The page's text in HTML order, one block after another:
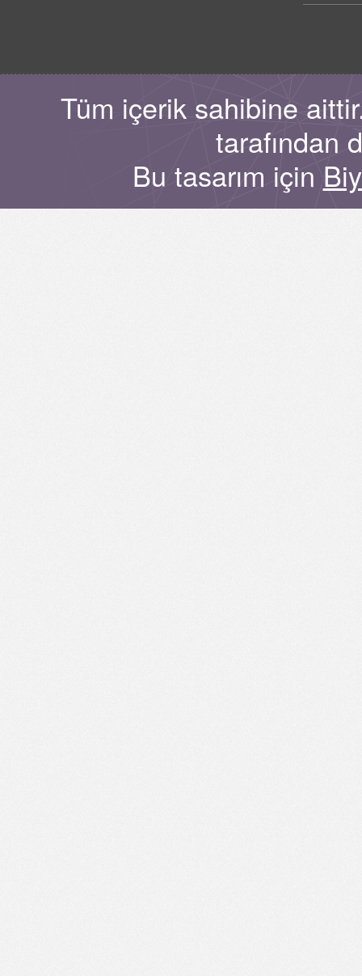
Tüm içerik sahibine
tarafından
Bu tasarım için